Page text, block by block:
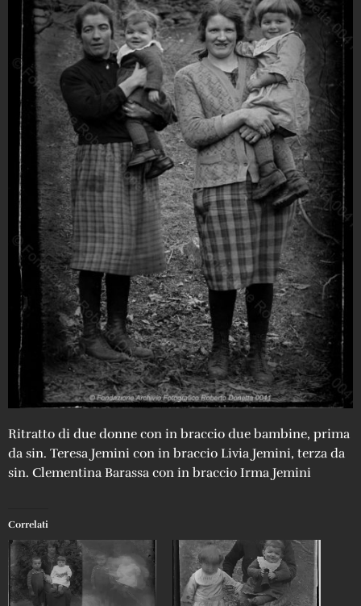
Ritratto di due donne con in braccio due bambine, prima
da sin. Teresa Jemini con in braccio Livia Jemini, terza da
sin. Clementina Barassa con in braccio Irma Jemini
Correlati